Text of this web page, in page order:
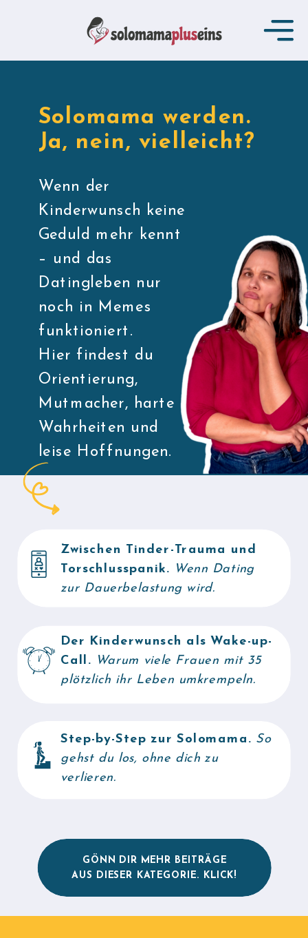
Wenn der
Kinderwunsch keine
Geduld mehr kennt
– und das
Datingleben nur
noch in Memes
funktioniert.
Hier findest du
Orientierung,
Mutmacher, harte
Wahrheiten und
leise Hoffnungen.
Solomama werden.
Ja, nein, vielleicht?
Step-by-Step zur Solomama. So
gehst du los, ohne dich zu
verlieren.
Der Kinderwunsch als Wake-up-
Call.
Warum viele Frauen mit 35
plötzlich ihr Leben umkrempeln.
Zwischen Tinder-Trauma und
Torschlusspanik.
Wenn Dating
zur Dauerbelastung wird.
GÖNN DIR MEHR BEITRÄGE
AUS DIESER KATEGORIE. KLICK!